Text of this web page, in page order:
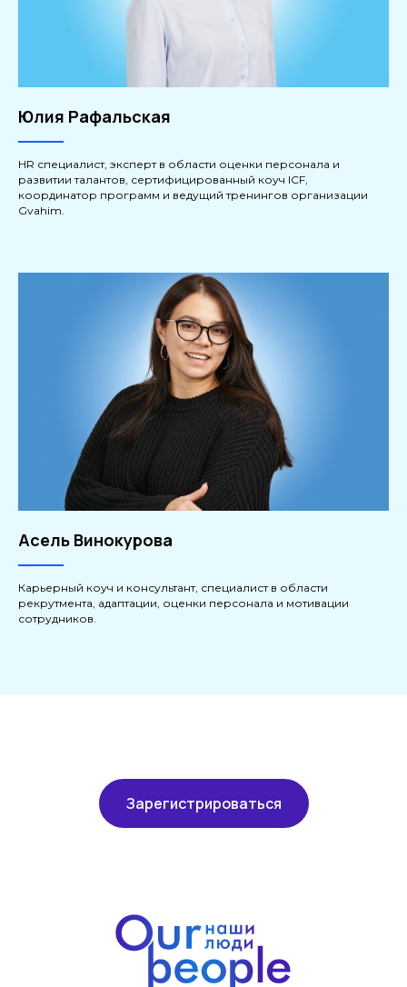
Юлия Рафальская
HR специалист, эксперт в области оценки персонала и
развитии талантов, сертифицированный коуч ICF,
координатор программ и ведущий тренингов организации
Gvahim.
Асель Винокурова
Карьерный коуч и консультант, специалист в области
рекрутмента, адаптации, оценки персонала и мотивации
сотрудников.
Зарегистрироваться